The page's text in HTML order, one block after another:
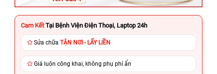
Cam Kết Tại Bệnh Viện Điện Thoại, Laptop 24h
Sửa chữa TẬN NƠI - LẤY LIỀN
Giá luôn công khai, không phụ phí ẩn